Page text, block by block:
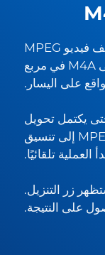
قم بتحميل ملف فيديو MPEG
الذي ترغب في تحويله إلى M4A في مربع
على اليسار.
يكتمل تحويل
الملف من تنسيق MPEG إلى تنسيق
زر التنزيل.
على النتيجة.